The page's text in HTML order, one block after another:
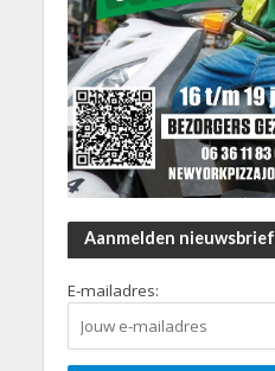
Aanmelden nieuwsbrief
E-mailadres: